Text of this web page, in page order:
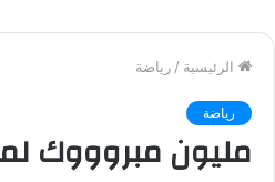
الرئيسية / رياضة
رياضة
مليون مبروووك